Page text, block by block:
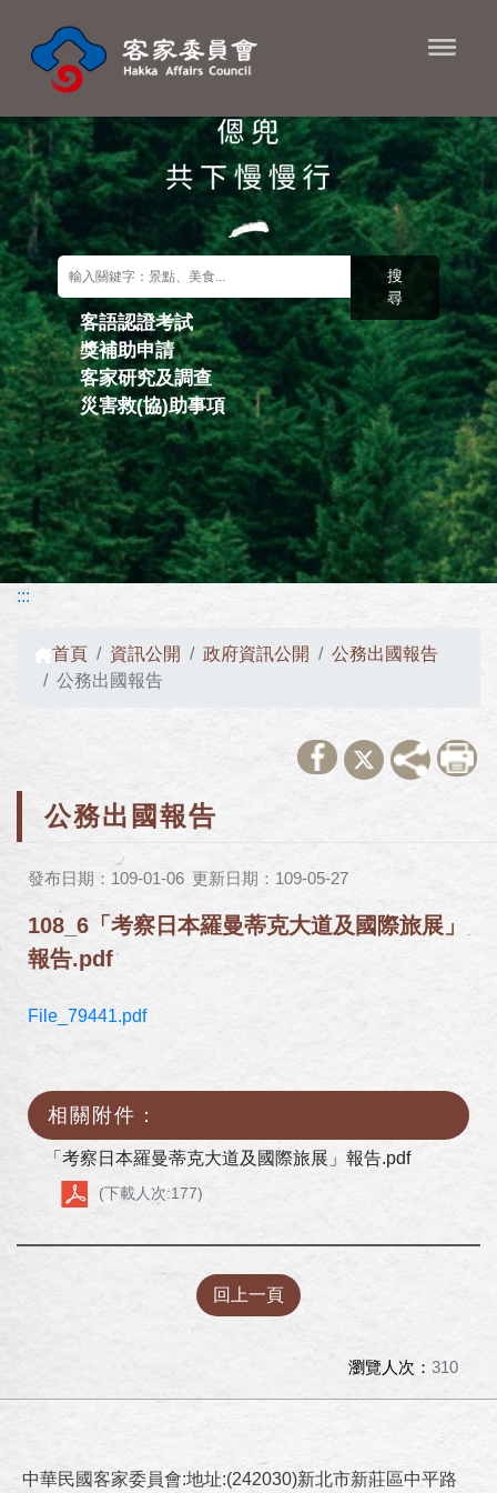
關鍵字搜尋
客語認證考試
獎補助申請
客家研究及調查
災害救(協)助事項
搜
尋
:::
首頁 資訊公開 政府資訊公開
公務出國報告
公務出國報告
公務出國報告
發布日期：109-01-06 更新日期：109-05-27
108_6「考察日本羅曼蒂克大道及國際旅展」
報告.pdf
File_79441.pdf
相關附件：
「考察日本羅曼蒂克大道及國際旅展」報告.pdf
(下載人次:177)
回上一頁
瀏覽人次： 310
中華民國客家委員會:地址:(242030)新北市新莊區中平路